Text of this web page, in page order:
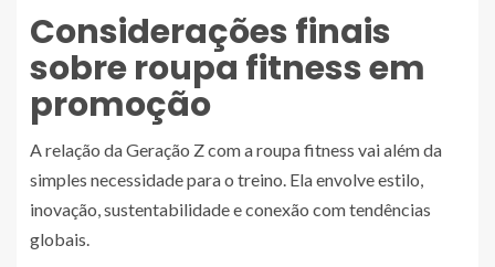
Considerações finais
sobre roupa fitness em
promoção
A relação da Geração Z com a roupa fitness vai além da
simples necessidade para o treino. Ela envolve estilo,
inovação, sustentabilidade e conexão com tendências
globais.